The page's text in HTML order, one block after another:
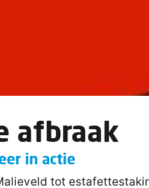
afbraak
in actie
tot